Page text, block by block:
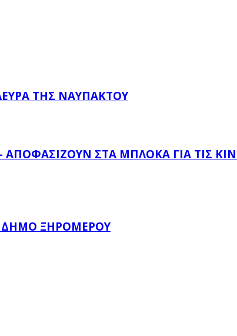
ΤΗΣ ΝΑΥΠΆΚΤΟΥ
ΣΤΑ ΜΠΛΌΚΑ ΓΙΑ ΤΙΣ
ΔΉΜΟ ΞΗΡΟΜΈΡΟΥ